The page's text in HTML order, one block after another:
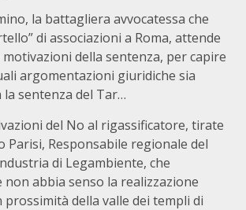
la battagliera avvocatessa che
di associazioni a Roma, attende
della sentenza, per capire
argomentazioni giuridiche sia
sentenza del Tar…
del No al rigassificatore, tirate
Parisi, Responsabile regionale del
di Legambiente, che
non abbia senso la realizzazione
prossimità della valle dei templi di